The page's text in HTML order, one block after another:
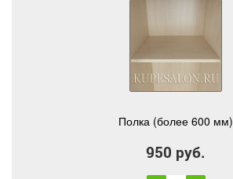
Полка (более 600 мм)
950 руб.